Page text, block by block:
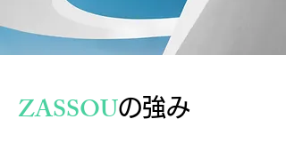
ZASSOUの強み